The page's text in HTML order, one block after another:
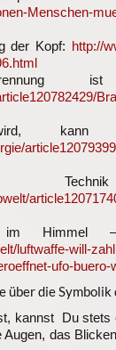
Menschen-
der Kopf: http://
kann
im
luftwaffe-will-
ufo-buero-
die Symbolik
kannst Du
das